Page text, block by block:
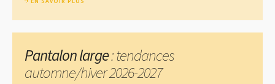
Pantalon large: tendances
automne/hiver 2026-2027